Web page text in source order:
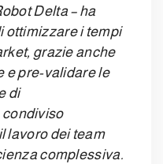
Delta – ha
ottimizzare i tempi
grazie anche
e pre-validare le
di
condiviso
lavoro dei team
complessiva.